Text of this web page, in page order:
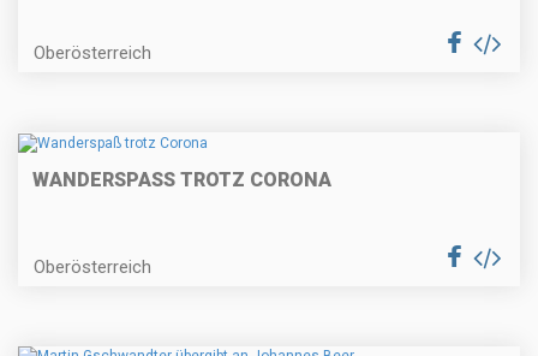
Oberösterreich
WANDERSPASS TROTZ CORONA
Oberösterreich